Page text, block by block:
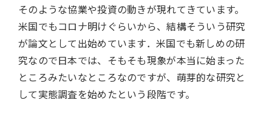
そのような協業や投資の動きが現れてきています。
米国でもコロナ明けぐらいから、結構そういう研究
が論文として出始めています．米国でも新しめの研
究なので日本では、そもそも現象が本当に始まった
ところみたいなところなのですが、萌芽的な研究と
して実態調査を始めたという段階です。